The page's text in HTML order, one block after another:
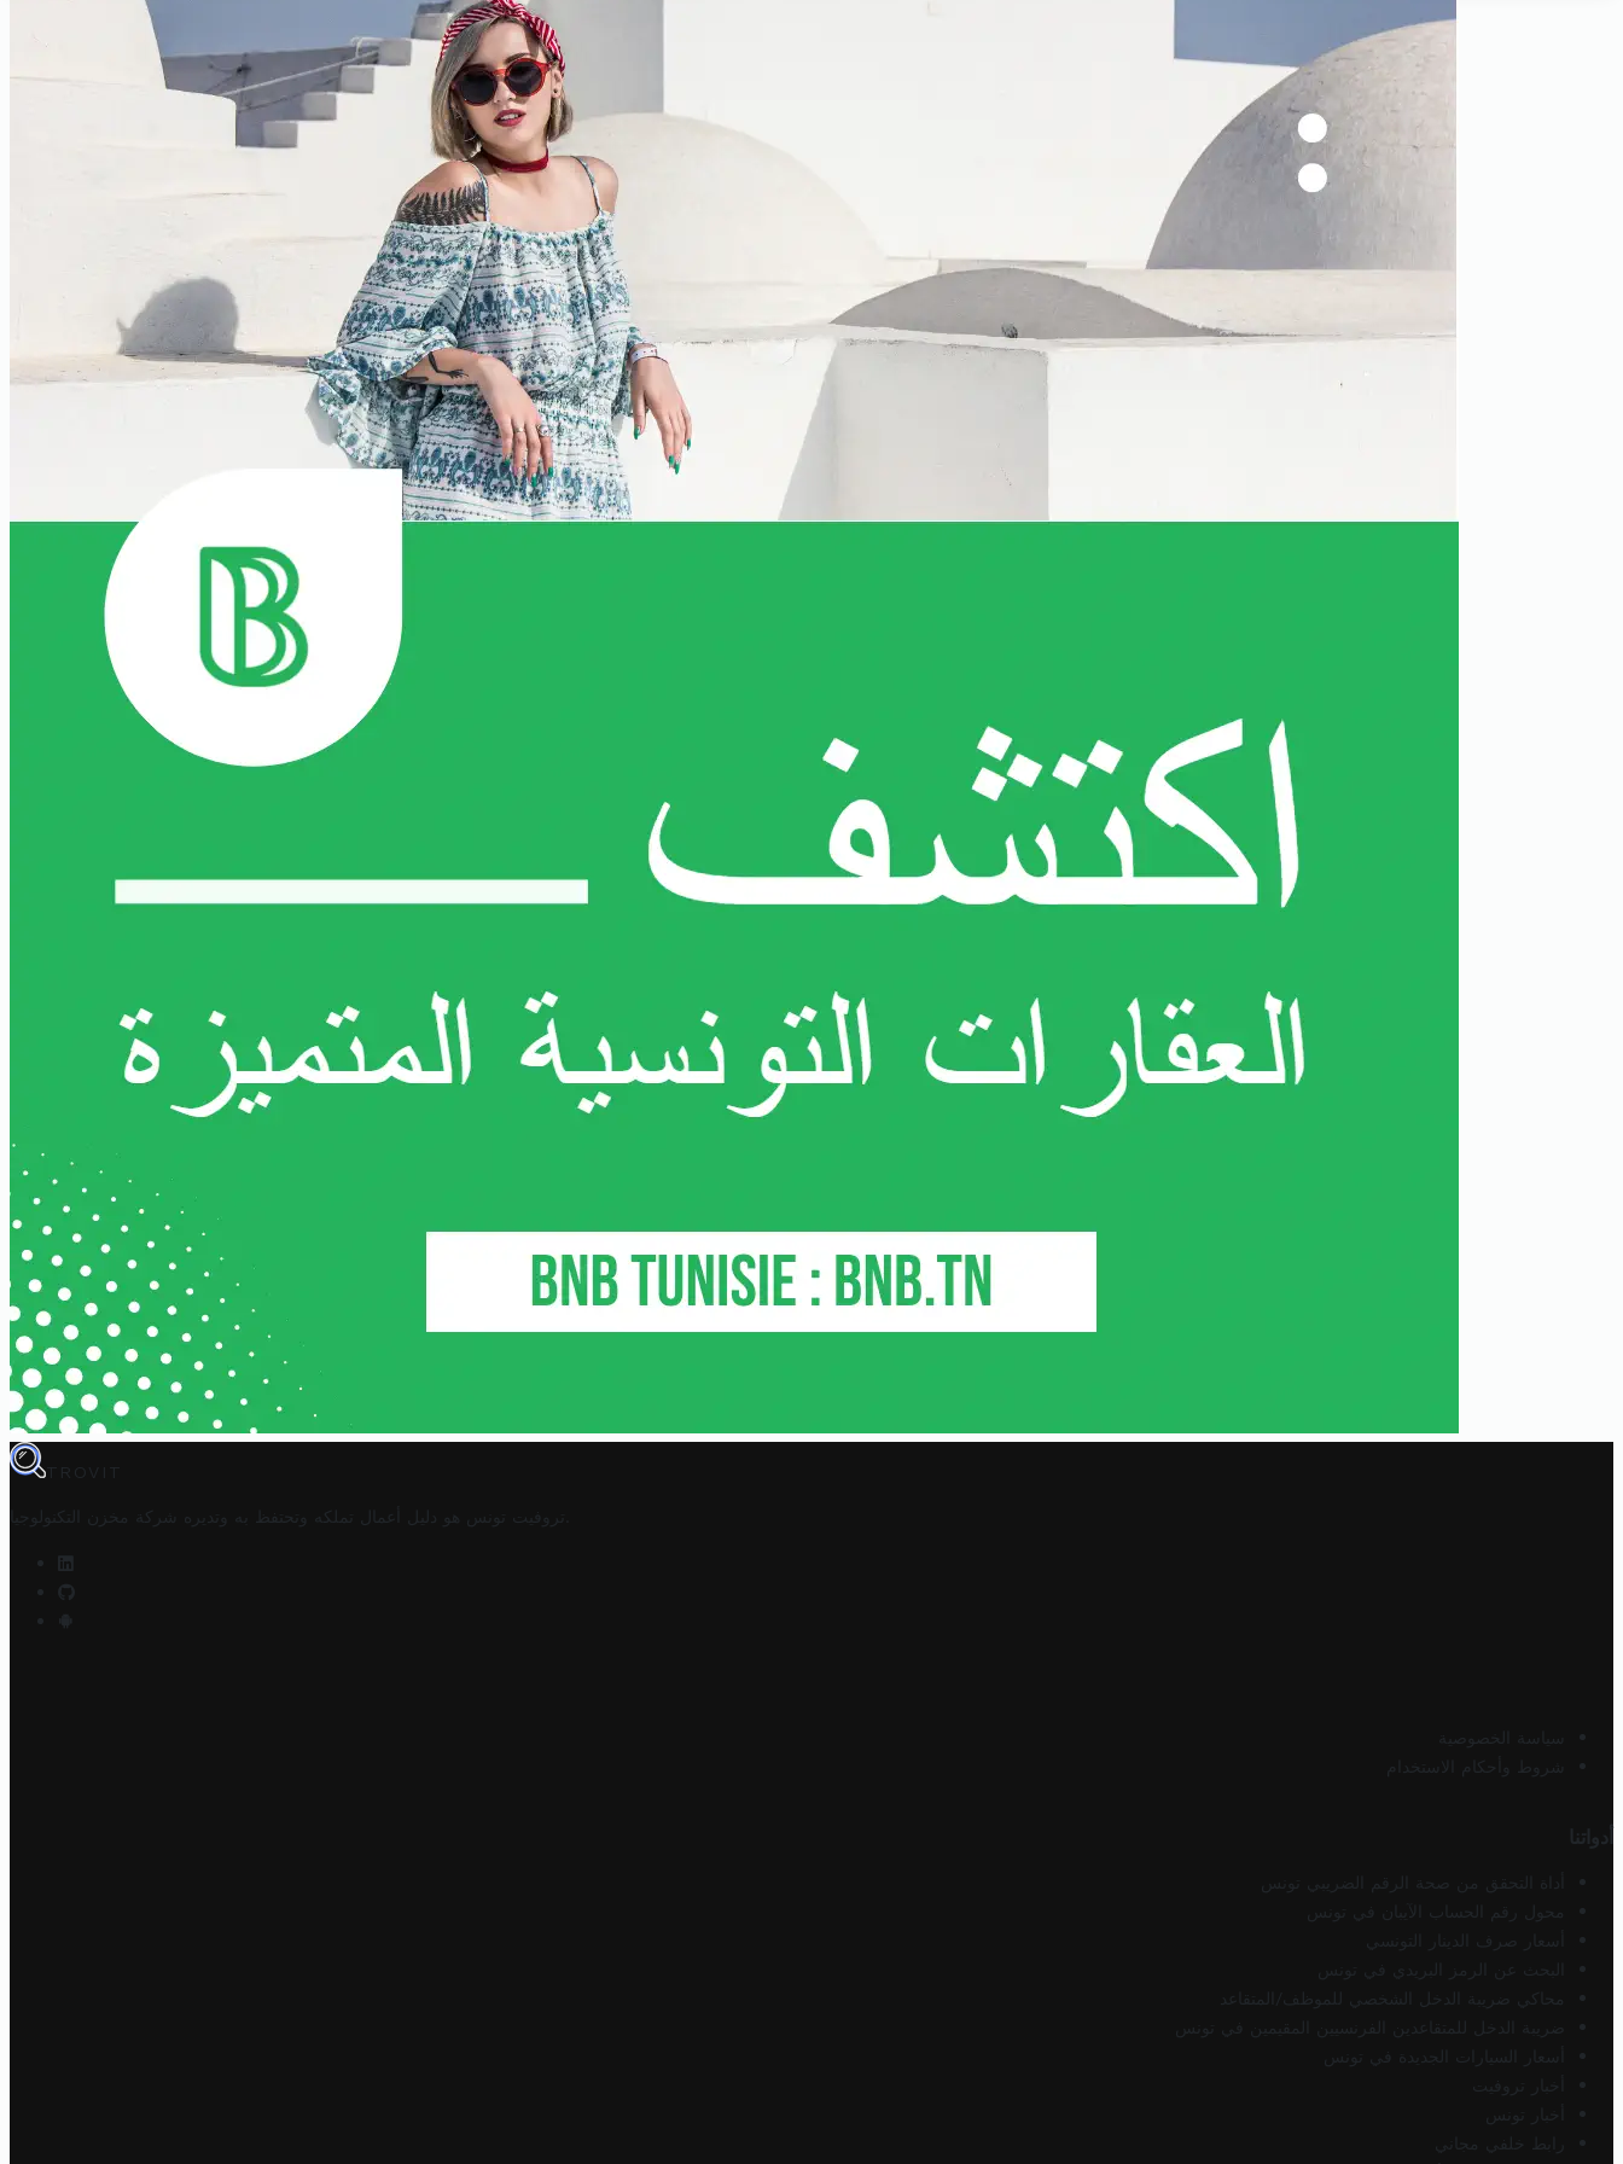
TROVIT
تروفيت تونس هو دليل أعمال تملكه وتحتفظ به وتديره شركة مخزن التكنولوجيا
سياسة الخصوصية
شروط وأحكام الاستخدام
أدواتنا
أداة التحقق من صحة الرقم الضريبي تونس
محول رقم الحساب الآيبان في تونس
أسعار صرف الدينار التونسي
البحث عن الرمز البريدي في تونس
محاكي ضريبة الدخل الشخصي للموظف/المتقاعد
ضريبة الدخل للمتقاعدين الفرنسيين المقيمين في تونس
أسعار السيارات الجديدة في تونس
أخبار تروفيت
أخبار تونس
رابط خلفي مجاني